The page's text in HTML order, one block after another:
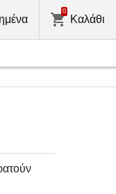
Καλάθι
0